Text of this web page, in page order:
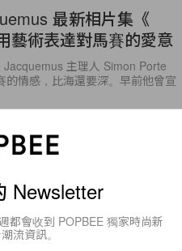
最新相片集《
藝術表達對馬賽的愛意
主理人 Simon Porte
情感，比海還要深。早前他曾宣
Newsletter
都會收到 POPBEE 獨家時尚新
流資訊。